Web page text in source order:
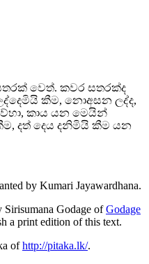
වෙත්. කවර සතරක්ද
කීම, නොඅසන ලද්ද,
කාය යන මෙයින්
දත් දෙය දනිමියි කීම යන
by Kumari Jayawardhana.
Godage ofGodage
a print edition of this text.
ofhttp://pitaka.lk/.